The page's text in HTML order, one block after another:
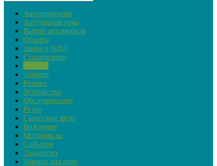
Автопремьеры
Актуальная тема
Выбор автомобиля
Обзоры
Закон и ПДД
Страхование
Тюнинг
Ремонт
Устройство
Обслуживание
Ретро
Советские авто
Вождение
Мотоциклы
События
Транспорт
Товары для авто